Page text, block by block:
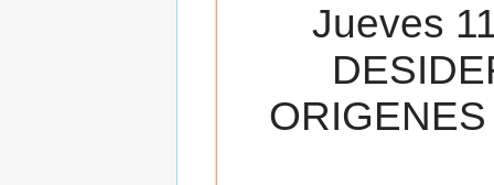
Jueves